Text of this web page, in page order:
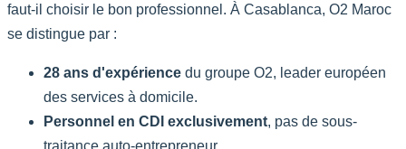
faut-il choisir le bon professionnel. À Casablanca, O2 Maroc
se distingue par :
28 ans d'expérience du groupe O2, leader européen
des services à domicile.
Personnel en CDI exclusivement, pas de sous-
traitance auto-entrepreneur.